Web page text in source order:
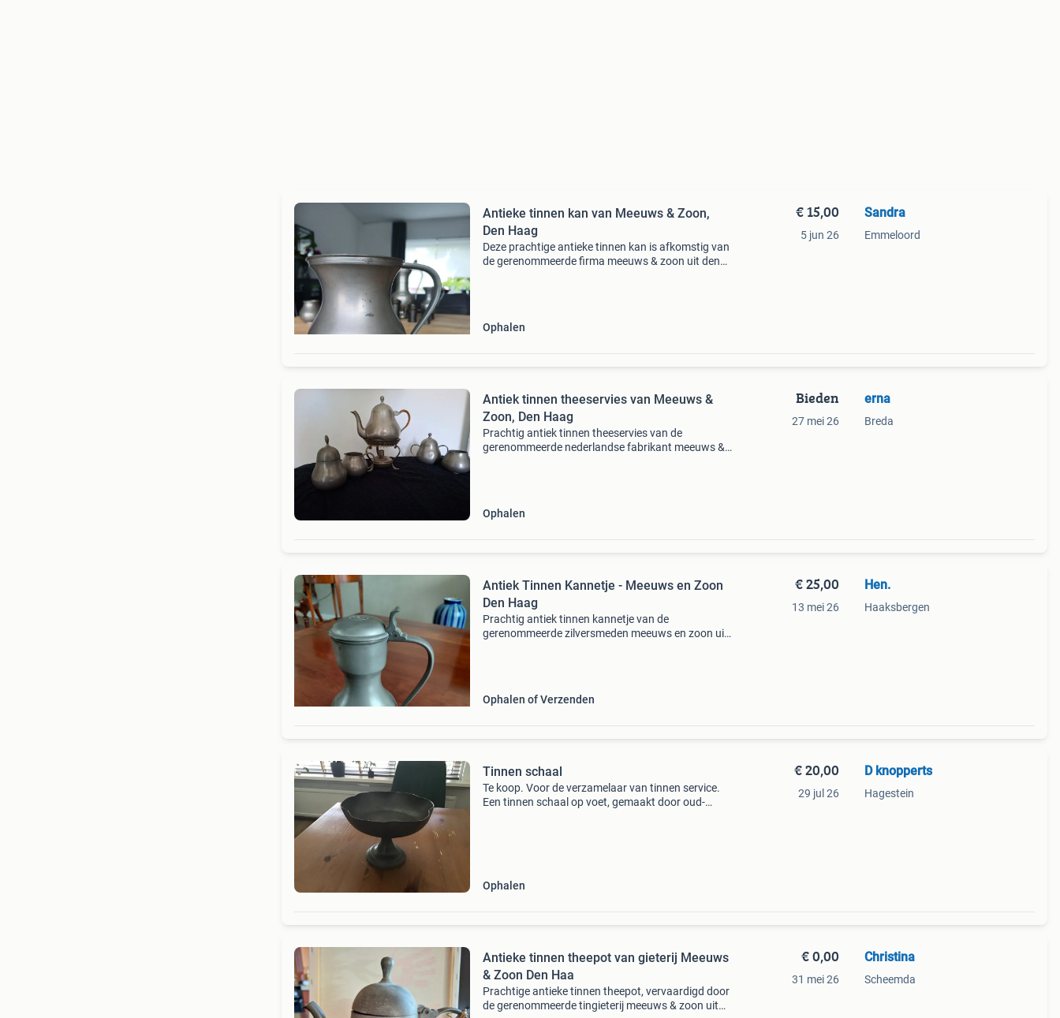
Antieke tinnen kan van Meeuws & Zoon,
Den Haag
Deze prachtige antieke tinnen kan is afkomstig van
de gerenommeerde firma meeuws & zoon uit den
Ophalen
€ 15,00
5 jun 26
Sandra
Emmeloord
Antiek tinnen theeservies van Meeuws &
Zoon, Den Haag
Prachtig antiek tinnen theeservies van de
gerenommeerde nederlandse fabrikant meeuws &
Ophalen
Bieden
27 mei 26
erna
Breda
Antiek Tinnen Kannetje - Meeuws en Zoon
Den Haag
Prachtig antiek tinnen kannetje van de
gerenommeerde zilversmeden meeuws en zoon uit
Ophalen of Verzenden
€ 25,00
13 mei 26
Hen.
Haaksbergen
Tinnen schaal
Te koop. Voor de verzamelaar van tinnen service.
Een tinnen schaal op voet, gemaakt door oud-
Ophalen
€ 20,00
29 jul 26
D knopperts
Hagestein
Antieke tinnen theepot van gieterij Meeuws
& Zoon Den Haa
Prachtige antieke tinnen theepot, vervaardigd door
de gerenommeerde tingieterij meeuws & zoon uit
€ 0,00
31 mei 26
Christina
Scheemda